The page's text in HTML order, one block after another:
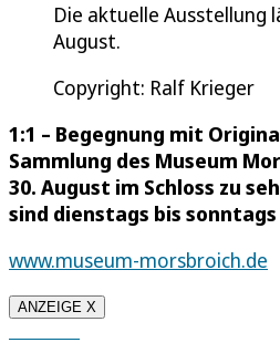
Die aktuelle Ausstellung
August.
Copyright: Ralf Krieger
1:1 – Begegnung mit
Sammlung des Museum
30. August im Schloss zu
sind dienstags bis sonntags
www.museum-morsbroich.de
ANZEIGE X